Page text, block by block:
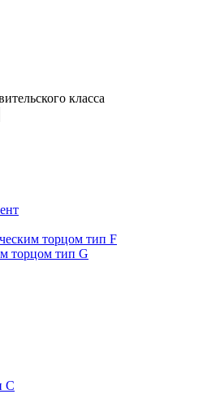
класса
торцом тип F
торцом тип G
C